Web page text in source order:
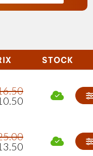
STOCK
.50
50
.00
50